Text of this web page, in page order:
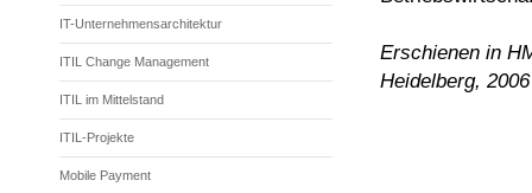
IT-Unternehmensarchitektur
ITIL Change Management
ITIL im Mittelstand
ITIL-Projekte
Mobile Payment
Erschienen in
Heidelberg, 2006